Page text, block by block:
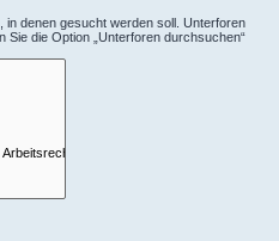
denen gesucht werden soll. Unterforen
die Option „Unterforen durchsuchen“